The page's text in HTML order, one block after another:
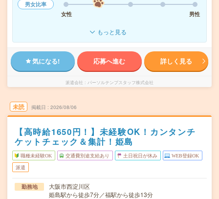
男女比率
女性
男性
もっと見る
気になる! 応募へ進む 詳しく見る
派遣会社 パーソルテンプスタッフ株式会社
未読 掲載日 2026/08/06
【高時給1650円！】未経験OK！カンタンチ
ケットチェック＆集計！姫島
職種未経験OK 交通費別途支給あり 土日祝日が休み WEB登録OK
派遣
勤務地
大阪市西淀川区
姫島駅から徒歩7分／福駅から徒歩13分